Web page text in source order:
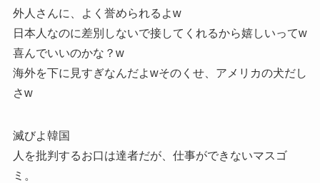
外人さんに、よく誉められるよw
日本人なのに差別しないで接してくれるから嬉しいってw
喜んでいいのかな？w
海外を下に見すぎなんだよwそのくせ、アメリカの犬だし
さw
滅びよ韓国
人を批判するお口は達者だが、仕事ができないマスゴ
ミ。